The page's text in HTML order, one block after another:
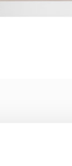
deze elegante
facetten,